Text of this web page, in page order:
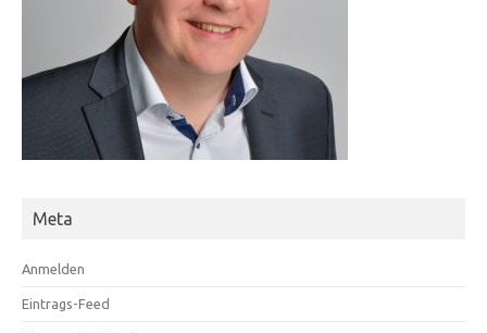
Meta
Anmelden
Eintrags-Feed